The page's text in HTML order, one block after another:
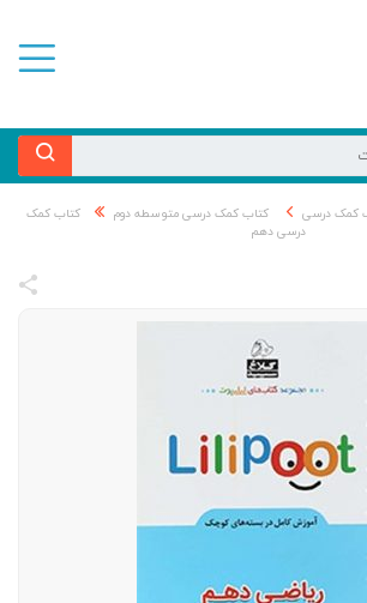
کمک درسی کتاب کمک درسی متوسطه دوم
کتاب کمک
درسی دهم